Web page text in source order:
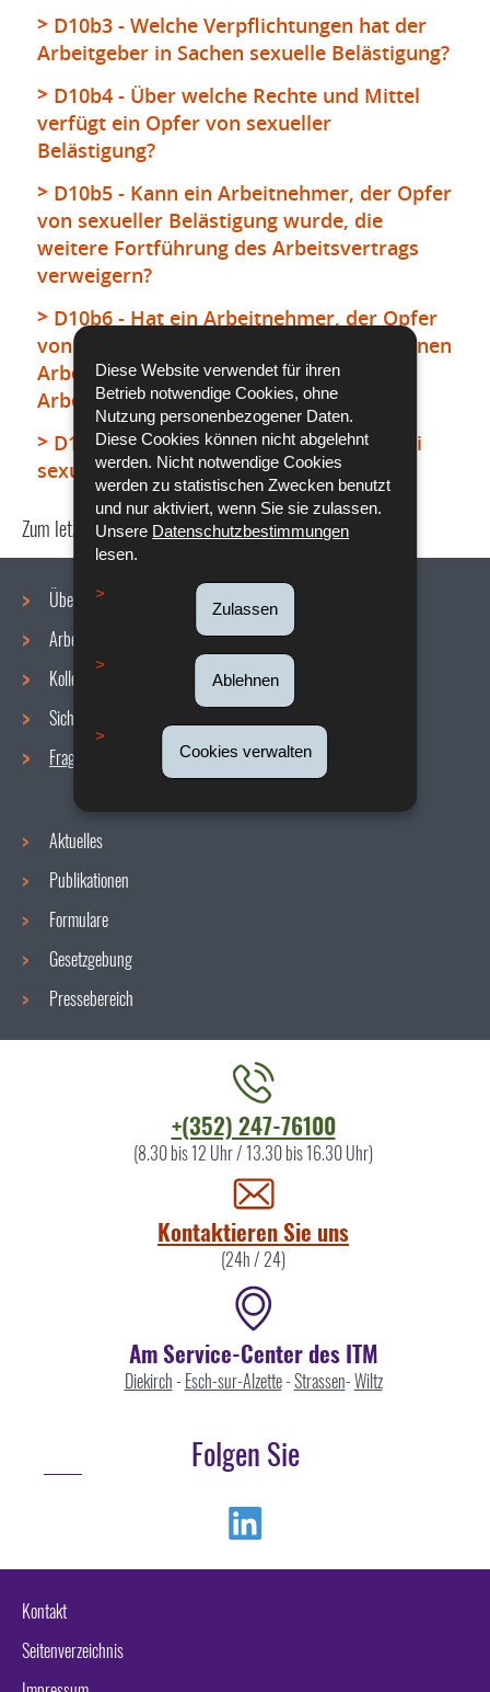
Diese Website verwendet für ihren
Betrieb notwendige Cookies, ohne
Nutzung personenbezogener Daten.
Diese Cookies können nicht abgelehnt
werden. Nicht notwendige Cookies
werden zu statistischen Zwecken benutzt
und nur aktiviert, wenn Sie sie zulassen.
Unsere Datenschutzbestimmungen
lesen.
Zulassen
Ablehnen
Cookies verwalten
D10b3 - Welche Verpflichtungen hat der
Arbeitgeber in Sachen sexuelle Belästigung?
D10b4 - Über welche Rechte und Mittel
verfügt ein Opfer von sexueller
Belästigung?
D10b5 - Kann ein Arbeitnehmer, der Opfer
von sexueller Belästigung wurde, die
weitere Fortführung des Arbeitsvertrags
verweigern?
D10b6 - Hat ein Arbeitnehmer, der Opfer
von sexueller Belästigung wurde und seinen
Arbeitsplatz kündigt, noch Anspruch auf
Arbeitslosengeld?
D10b7 - Wem obliegt die Beweislast bei
sexueller Belästigung?
Zum letzten Mal aktualisiert am03/04/2020
Navigationsmenü
Über uns
Arbeitsbedingungen
Kollektive Vereinbarungen
Sicherheit/Gesundheit am Arbeitsplatz
Fragen / Antworten
Aktuelles
Publikationen
Formulare
Gesetzgebung
Pressebereich
+(352) 247-76100
(8.30 bis 12 Uhr / 13.30 bis 16.30 Uhr)
Kontaktieren Sie uns
(24h / 24)
Am Service-Center des ITM
Diekirch- Esch-sur-Alzette-Strassen-Wiltz
Folgen Sie
Kontakt
Seitenverzeichnis